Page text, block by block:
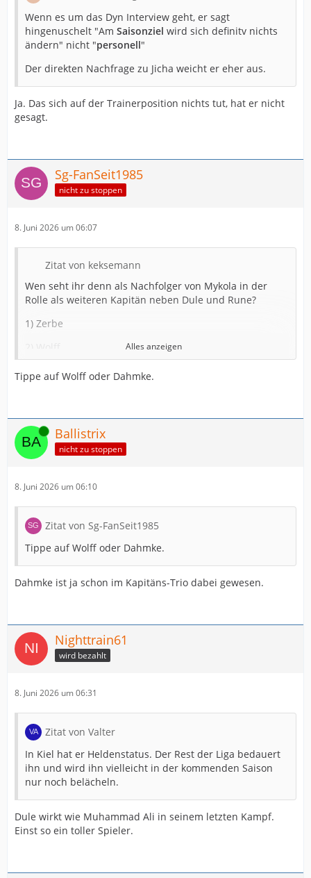
Wenn es um das Dyn Interview geht, er sagt
hingenuschelt "Am Saisonziel wird sich definitv nichts
ändern" nicht "personell"
Der direkten Nachfrage zu Jicha weicht er eher aus.
Ja. Das sich auf der Trainerposition nichts tut, hat er nicht
gesagt.
Sg-FanSeit1985
nicht zu stoppen
8. Juni 2026 um 06:07
Zitat von keksemann
Wen seht ihr denn als Nachfolger von Mykola in der
Rolle als weiteren Kapitän neben Dule und Rune?
1) Zerbe
3) Köster
???
Alles anzeigen
Tippe auf Wolff oder Dahmke.
Online Ballistrix
nicht zu stoppen
8. Juni 2026 um 06:10
Zitat von Sg-FanSeit1985
Tippe auf Wolff oder Dahmke.
Dahmke ist ja schon im Kapitäns-Trio dabei gewesen.
Nighttrain61
wird bezahlt
8. Juni 2026 um 06:31
Zitat von Valter
In Kiel hat er Heldenstatus. Der Rest der Liga bedauert
ihn und wird ihn vielleicht in der kommenden Saison
nur noch belächeln.
Dule wirkt wie Muhammad Ali in seinem letzten Kampf.
Einst so ein toller Spieler.